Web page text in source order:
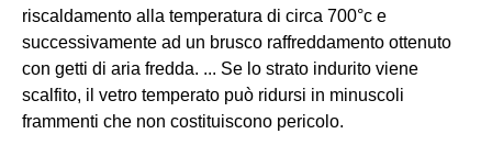
riscaldamento alla temperatura di circa 700°c e
successivamente ad un brusco raffreddamento ottenuto
con getti di aria fredda. ... Se lo strato indurito viene
scalfito, il vetro temperato può ridursi in minuscoli
frammenti che non costituiscono pericolo.